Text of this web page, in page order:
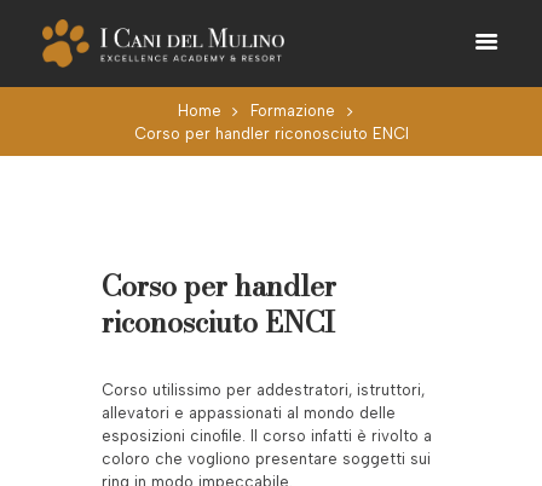
Home
Formazione
Corso per handler riconosciuto ENCI
Corso per handler
riconosciuto ENCI
Corso utilissimo per addestratori, istruttori,
allevatori e appassionati al mondo delle
esposizioni cinofile. Il corso infatti è rivolto a
coloro che vogliono presentare soggetti sui
ring in modo impeccabile.